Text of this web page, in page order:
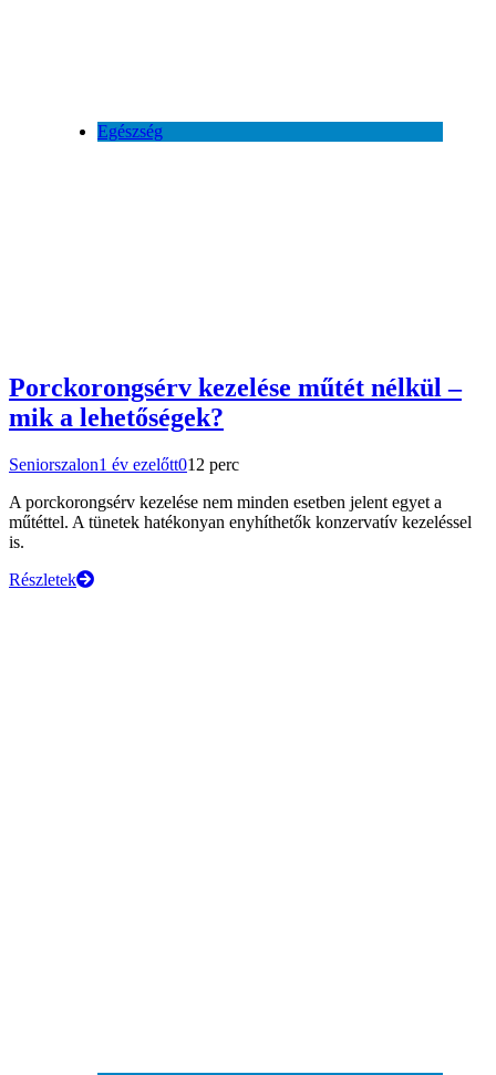
Egészség
Porckorongsérv kezelése műtét nélkül –
mik a lehetőségek?
Seniorszalon1 év ezelőtt012 perc
A porckorongsérv kezelése nem minden esetben jelent egyet a
műtéttel. A tünetek hatékonyan enyhíthetők konzervatív kezeléssel
is.
Részletek